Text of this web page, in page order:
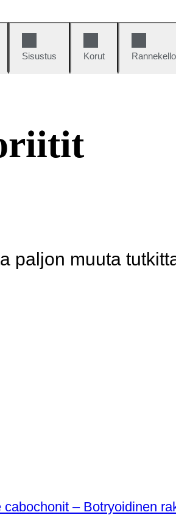
Sisustus Korut
paljon muuta
– Botryoidinen